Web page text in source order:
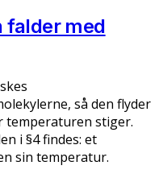
falder med
så den flyder
stiger.
i §4 findes: et
sin temperatur.